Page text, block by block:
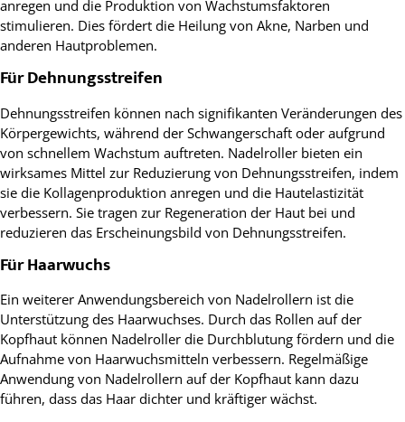
anregen und die Produktion von Wachstumsfaktoren
stimulieren. Dies fördert die Heilung von Akne, Narben und
anderen Hautproblemen.
Für Dehnungsstreifen
Dehnungsstreifen können nach signifikanten Veränderungen des
Körpergewichts, während der Schwangerschaft oder aufgrund
von schnellem Wachstum auftreten. Nadelroller bieten ein
wirksames Mittel zur Reduzierung von Dehnungsstreifen, indem
sie die Kollagenproduktion anregen und die Hautelastizität
verbessern. Sie tragen zur Regeneration der Haut bei und
reduzieren das Erscheinungsbild von Dehnungsstreifen.
Für Haarwuchs
Ein weiterer Anwendungsbereich von Nadelrollern ist die
Unterstützung des Haarwuchses. Durch das Rollen auf der
Kopfhaut können Nadelroller die Durchblutung fördern und die
Aufnahme von Haarwuchsmitteln verbessern. Regelmäßige
Anwendung von Nadelrollern auf der Kopfhaut kann dazu
führen, dass das Haar dichter und kräftiger wächst.